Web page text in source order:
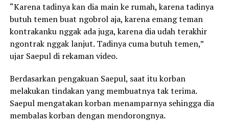
“Karena tadinya kan dia main ke rumah, karena tadinya
butuh temen buat ngobrol aja, karena emang teman
kontrakanku nggak ada juga, karena dia udah terakhir
ngontrak nggak lanjut. Tadinya cuma butuh temen,”
ujar Saepul di rekaman video.
Berdasarkan pengakuan Saepul, saat itu korban
melakukan tindakan yang membuatnya tak terima.
Saepul mengatakan korban menamparnya sehingga dia
membalas korban dengan mendorongnya.